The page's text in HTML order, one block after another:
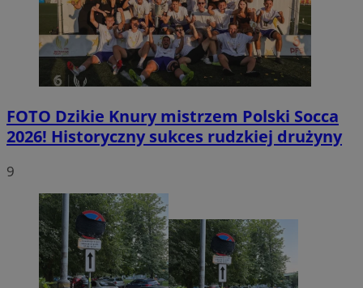
FOTO Dzikie Knury mistrzem Polski Socca
2026! Historyczny sukces rudzkiej drużyny
9